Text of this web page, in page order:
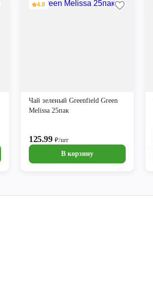
4.8
Чай зеленый Greenfield Green
Melissa 25пак
125.99₽/шт
В корзину